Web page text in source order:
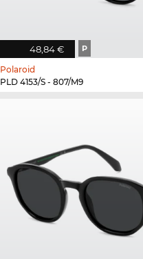
48,84 € P
Polaroid
PLD 4153/S - 807/M9